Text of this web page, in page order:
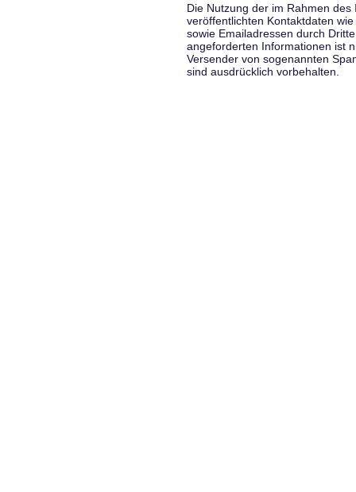
Die Nutzung der im Rahmen
veröffentlichten Kontaktdaten
sowie Emailadressen durch
angeforderten Informationen ist
Versender von sogenannten
sind ausdrücklich vorbehalten.